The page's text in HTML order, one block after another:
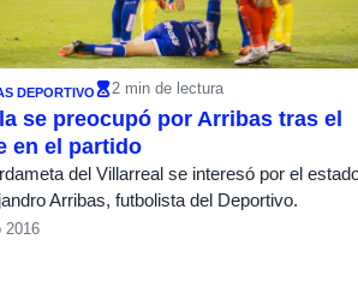
DEPORTIVO 2 min de lectura
se preocupó por Arribas tras el
en el partido
del Villarreal se interesó por el
Arribas, futbolista del Deportivo.
2016